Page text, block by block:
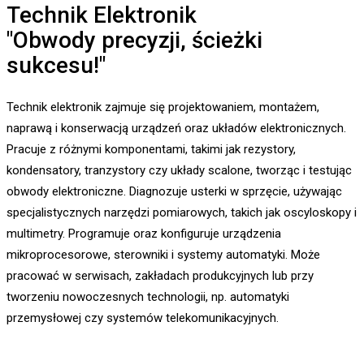
Technik Elektronik
"Obwody precyzji, ścieżki
sukcesu!"
Technik elektronik zajmuje się projektowaniem, montażem,
naprawą i konserwacją urządzeń oraz układów elektronicznych.
Pracuje z różnymi komponentami, takimi jak rezystory,
kondensatory, tranzystory czy układy scalone, tworząc i testując
obwody elektroniczne. Diagnozuje usterki w sprzęcie, używając
specjalistycznych narzędzi pomiarowych, takich jak oscyloskopy i
multimetry. Programuje oraz konfiguruje urządzenia
mikroprocesorowe, sterowniki i systemy automatyki. Może
pracować w serwisach, zakładach produkcyjnych lub przy
tworzeniu nowoczesnych technologii, np. automatyki
przemysłowej czy systemów telekomunikacyjnych.